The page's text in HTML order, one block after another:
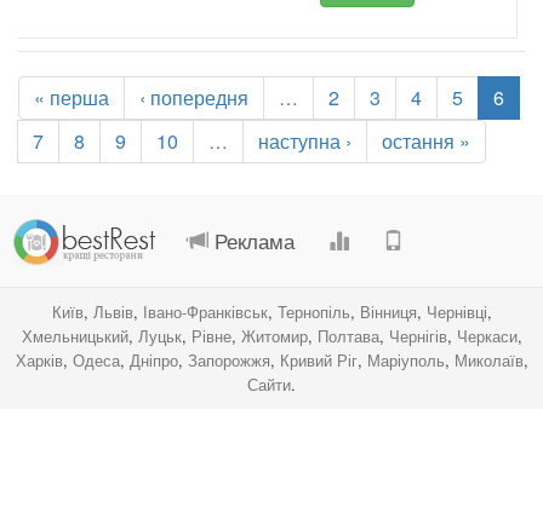
« перша ‹ попередня … 2 3 4 5
6
7
8 9 10 … наступна › остання »
Реклама
Київ, Львів, Івано-Франківськ, Тернопіль, Вінниця, Чернівці,
Хмельницький, Луцьк, Рівне, Житомир, Полтава, Чернігів, Черкаси,
Харків, Одеса, Дніпро, Запорожжя, Кривий Ріг, Маріуполь, Миколаїв,
Сайти.